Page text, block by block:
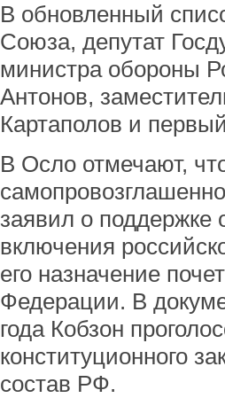
В обновленный
Союза, депутат
министра обороны
Антонов,
Картаполов и
В Осло отмечают,
заявил о
включения
его назначение
Федерации. В
года Кобзон
конституционного
состав РФ.